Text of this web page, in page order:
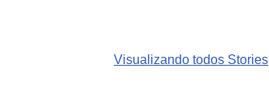
Visualizando todos Stories
roubados que
marcas